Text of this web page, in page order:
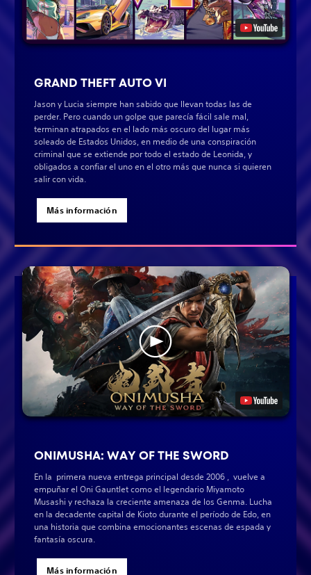
GRAND THEFT AUTO VI
Jason y Lucia siempre han sabido que llevan todas las de
perder. Pero cuando un golpe que parecía fácil sale mal,
terminan atrapados en el lado más oscuro del lugar más
soleado de Estados Unidos, en medio de una conspiración
criminal que se extiende por todo el estado de Leonida, y
obligados a confiar el uno en el otro más que nunca si quieren
salir con vida.
Más información
ONIMUSHA: WAY OF THE SWORD
En la primera nueva entrega principal desde 2006 , vuelve a
empuñar el Oni Gauntlet como el legendario Miyamoto
Musashi y rechaza la creciente amenaza de los Genma. Lucha
en la decadente capital de Kioto durante el período de Edo, en
una historia que combina emocionantes escenas de espada y
fantasía oscura.
Más información